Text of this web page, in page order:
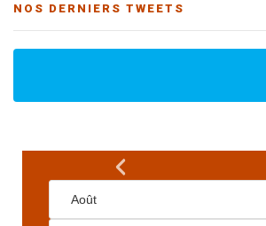
NOS DERNIERS TWEETS